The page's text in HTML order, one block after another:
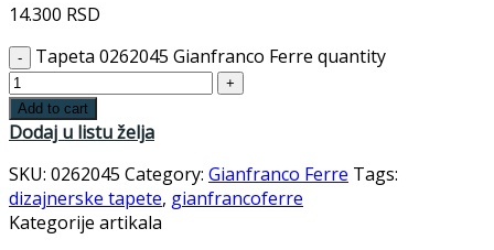
14.300 RSD
Tapeta 0262045 Gianfranco Ferre quantity
Add to cart
Dodaj u listu želja
SKU: 0262045 Category: Gianfranco Ferre Tags:
dizajnerske tapete, gianfrancoferre
Kategorije artikala